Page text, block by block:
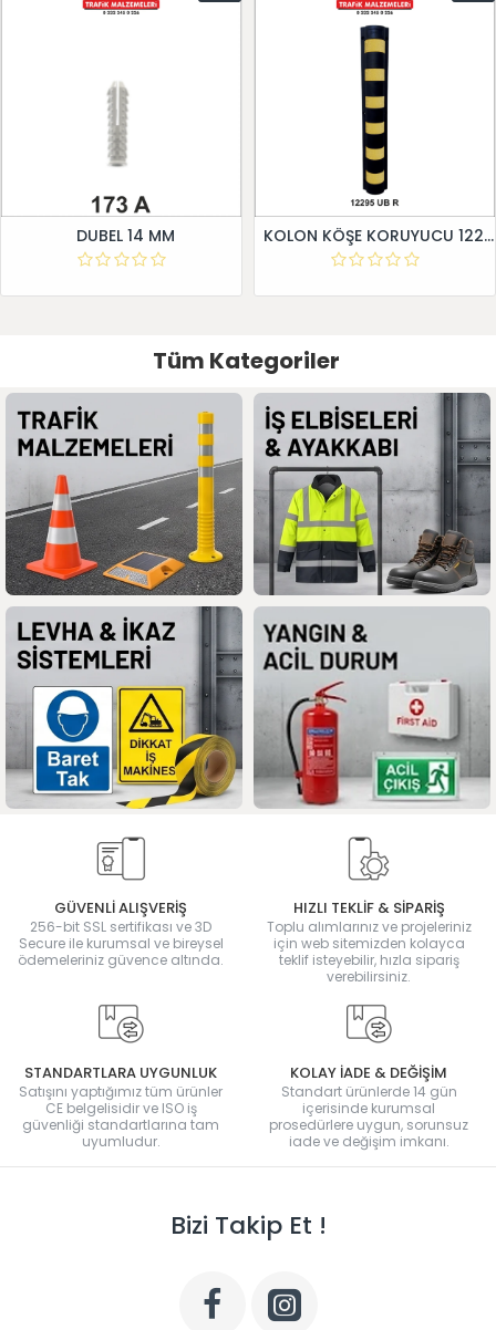
DUBEL 14 MM KOLON KÖŞE KORUYUCU 12295 UB R
Tüm Kategoriler
GÜVENLİ ALIŞVERİŞ
256-bit SSL sertifikası ve 3D
Secure ile kurumsal ve bireysel
ödemeleriniz güvence altında.
HIZLI TEKLİF & SİPARİŞ
Toplu alımlarınız ve projeleriniz
için web sitemizden kolayca
teklif isteyebilir, hızla sipariş
verebilirsiniz.
STANDARTLARA UYGUNLUK
Satışını yaptığımız tüm ürünler
CE belgelisidir ve ISO iş
güvenliği standartlarına tam
uyumludur.
KOLAY İADE & DEĞİŞİM
Standart ürünlerde 14 gün
içerisinde kurumsal
prosedürlere uygun, sorunsuz
iade ve değişim imkanı.
Bizi Takip Et !